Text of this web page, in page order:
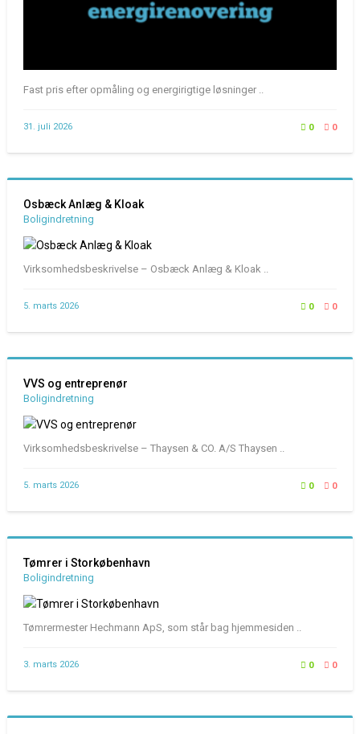
Fast pris efter opmåling og energirigtige løsninger ..
31. juli 2026 0 0
Osbæck Anlæg & Kloak
Boligindretning
Virksomhedsbeskrivelse – Osbæck Anlæg & Kloak ..
5. marts 2026 0 0
VVS og entreprenør
Boligindretning
Virksomhedsbeskrivelse – Thaysen & CO. A/S Thaysen ..
5. marts 2026 0 0
Tømrer i Storkøbenhavn
Boligindretning
Tømrermester Hechmann ApS, som står bag hjemmesiden ..
3. marts 2026 0 0